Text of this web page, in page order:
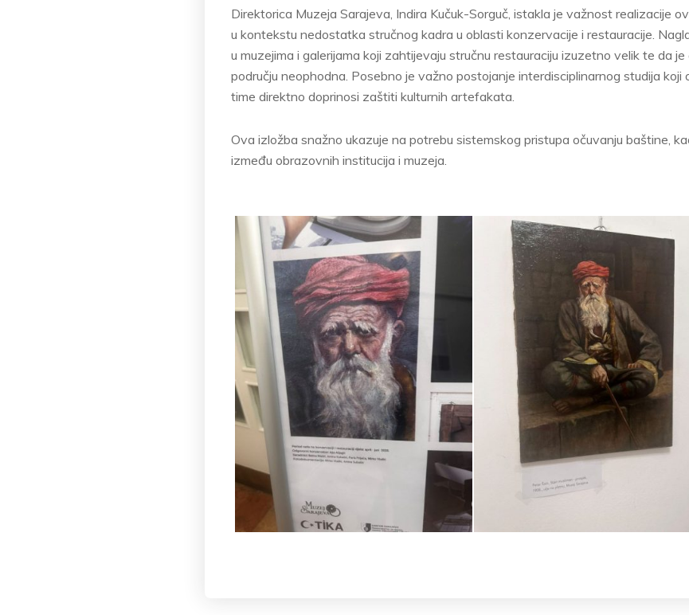
Direktorica Muzeja Sarajeva, Indira Kučuk-Sorguč, istakla je važnost realizacije
u kontekstu nedostatka stručnog kadra u oblasti konzervacije i restauracije.
u muzejima i galerijama koji zahtijevaju stručnu restauraciju izuzetno velik te da
području neophodna. Posebno je važno postojanje interdisciplinarnog studija koji
time direktno doprinosi zaštiti kulturnih artefakata.
Ova izložba snažno ukazuje na potrebu sistemskog pristupa očuvanju baštine,
između obrazovnih institucija i muzeja.